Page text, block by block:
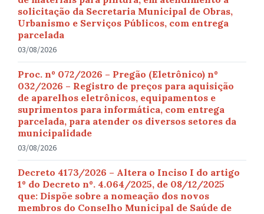
solicitação da Secretaria Municipal de Obras,
Urbanismo e Serviços Públicos, com entrega
parcelada
03/08/2026
Proc. nº 072/2026 – Pregão (Eletrônico) nº
032/2026 – Registro de preços para aquisição
de aparelhos eletrônicos, equipamentos e
suprimentos para informática, com entrega
parcelada, para atender os diversos setores da
municipalidade
03/08/2026
Decreto 4173/2026 – Altera o Inciso I do artigo
1º do Decreto nº. 4.064/2025, de 08/12/2025
que: Dispõe sobre a nomeação dos novos
membros do Conselho Municipal de Saúde de